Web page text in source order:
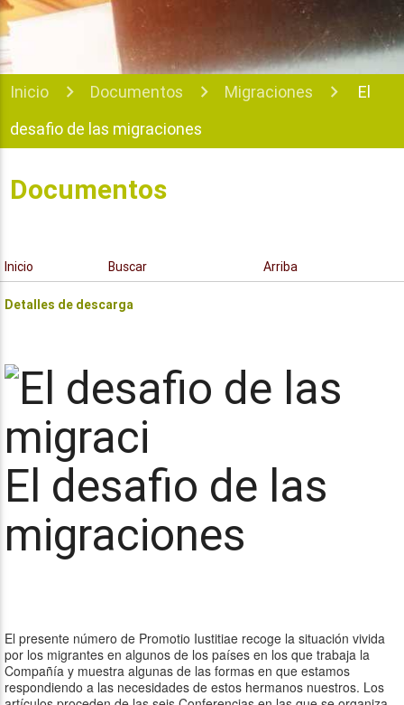
Inicio Documentos Migraciones
El
desafio de las migraciones
Documentos
Inicio Buscar Arriba
Detalles de descarga
El desafio de las
migraciones
El presente número de Promotio Iustitiae recoge la situación vivida
por los migrantes en algunos de los países en los que trabaja la
Compañía y muestra algunas de las formas en que estamos
respondiendo a las necesidades de estos hermanos nuestros. Los